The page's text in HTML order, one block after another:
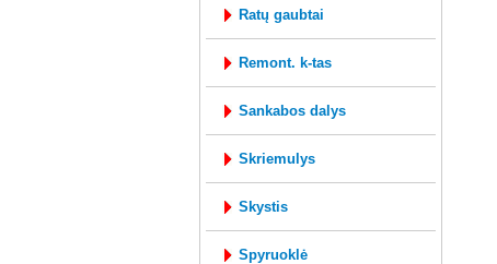
ratų gaubtai
remont. k-tas
sankabos dalys
skriemulys
skystis
spyruoklė